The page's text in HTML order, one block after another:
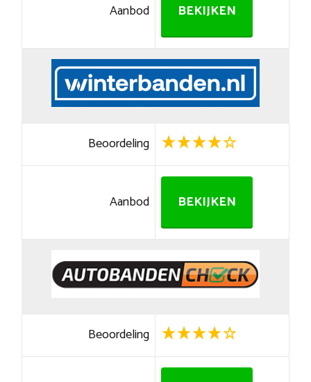
Aanbod BEKIJKEN
Beoordeling
Aanbod BEKIJKEN
Beoordeling